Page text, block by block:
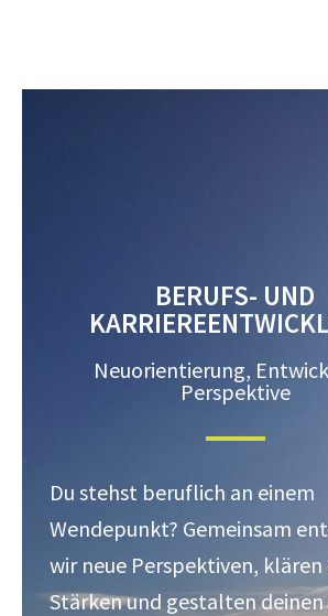
BERUFS- UND
Neuorientierung,
Perspektive
Du stehst beruflich an einem
Wendepunkt? Gemeinsam
wir neue Perspektiven, klären
Stärken und gestalten